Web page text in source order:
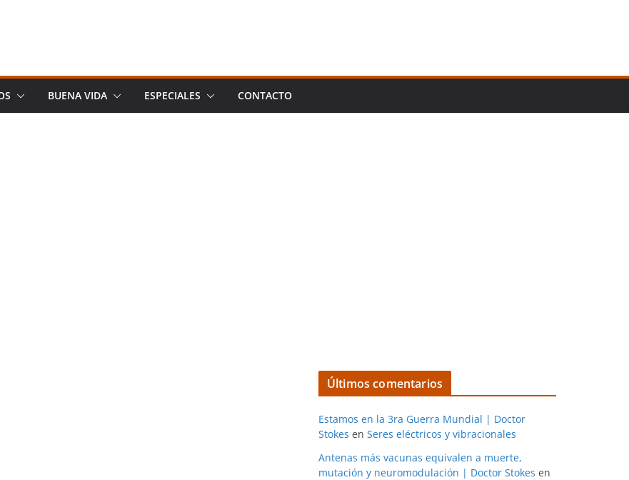
BUENA VIDA ESPECIALES CONTACTO
Últimos comentarios
Estamos en la 3ra Guerra Mundial | Doctor
Stokes en Seres eléctricos y vibracionales
Antenas más vacunas equivalen a muerte,
mutación y neuromodulación | Doctor Stokes en